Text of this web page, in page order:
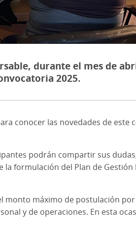
durante el mes de
2025.
conocer las novedades de este
podrán compartir sus
la formulación del Plan de
máximo de postulación
y de operaciones. En esta